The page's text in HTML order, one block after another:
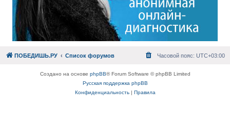
ПОБЕДИШЬ.РУ Список форумов Часовой пояс: UTC+03:00
Создано на основе phpBB® Forum Software © phpBB Limited
Русская поддержка phpBB
Конфиденциальность| Правила